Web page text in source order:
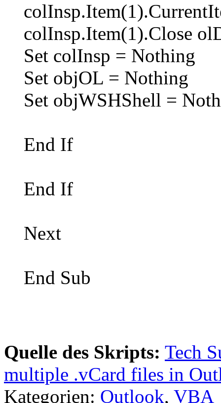
colInsp.Item(1).Close
Set colInsp = Nothing
Set objOL = Nothing
Set objWSHShell =
End If
End If
Next
End Sub
Quelle des Skripts: Tech
multiple .vCard files in
Kategorien: Outlook, VBA